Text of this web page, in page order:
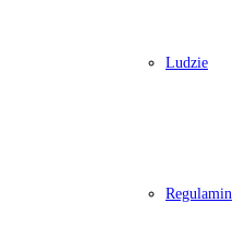
Ludzie
Regulamin